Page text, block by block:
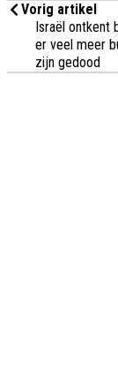
Vorig artikel
Israël ontkent
er veel meer
zijn gedood